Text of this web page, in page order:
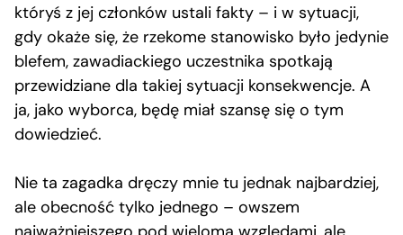
któryś z jej członków ustali fakty – i w sytuacji,
gdy okaże się, że rzekome stanowisko było jedynie
blefem, zawadiackiego uczestnika spotkają
przewidziane dla takiej sytuacji konsekwencje. A
ja, jako wyborca, będę miał szansę się o tym
dowiedzieć.
Nie ta zagadka dręczy mnie tu jednak najbardziej,
ale obecność tylko jednego – owszem